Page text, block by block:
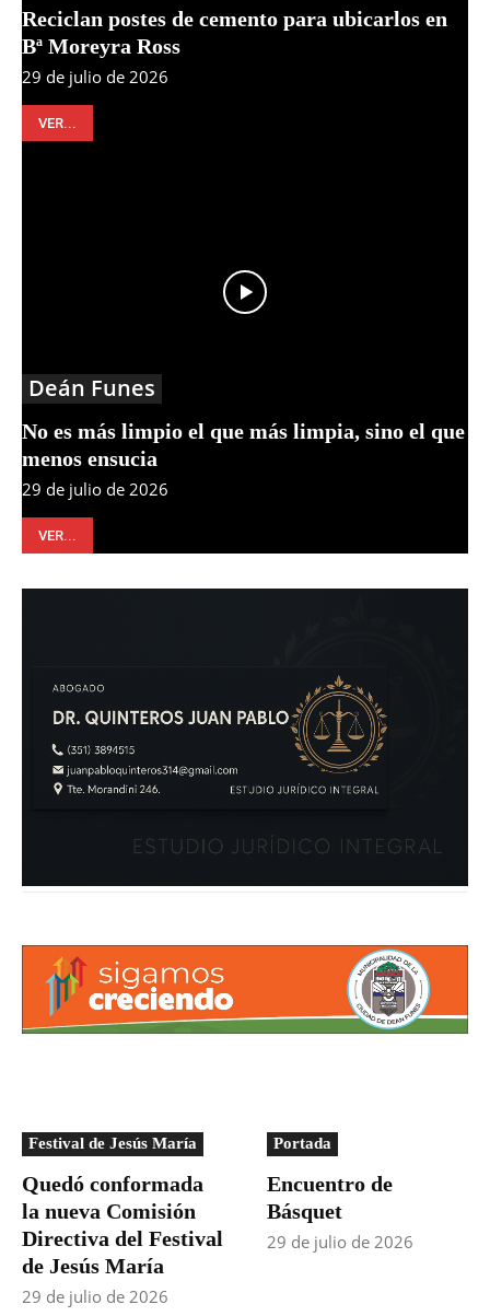
Reciclan postes de cemento para ubicarlos en
Bª Moreyra Ross
29 de julio de 2026
VER...
Deán Funes
No es más limpio el que más limpia, sino el que
menos ensucia
29 de julio de 2026
VER...
Festival de Jesús María
Quedó conformada
la nueva Comisión
Directiva del Festival
de Jesús María
29 de julio de 2026
Portada
Encuentro de
Básquet
29 de julio de 2026